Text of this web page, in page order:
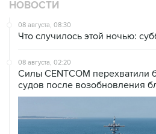
НОВОСТИ
08 августа, 08:30
Что случилось этой ночью:
08 августа, 02:20
Силы CENTCOM перехватили
судов после возобновления